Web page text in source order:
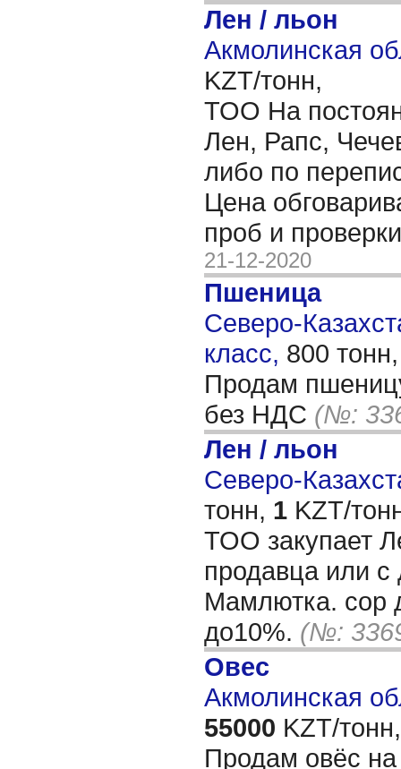
Лен / льон
Акмолинская
KZT/тонн,
ТОО На
Лен, Рапс,
либо по
Цена
проб и
21-12-2020
Пшеница
Северо-
класс, 800
Продам
без НДС (№:
Лен / льон
Северо-
тонн, 1 KZT/
ТОО закупает
продавца или с
Мамлютка. сор
до10%. (№:
Овес
Акмолинская
55000 KZT/тонн,
Продам овёс